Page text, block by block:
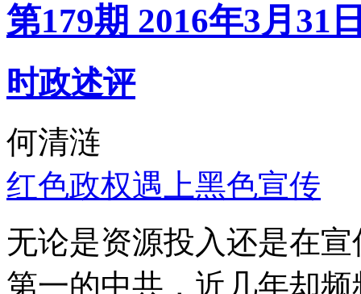
第179期 2016年3月31
时政述评
何清涟
红色政权遇上黑色宣传
无论是资源投入还是在
第一的中共，近几年却